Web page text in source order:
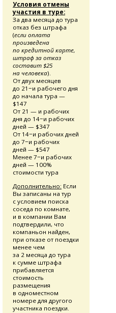
Условия отмены
участия в туре:
За два месяца до тура
отказ без штрафа
(если оплата
произведена
по кредитной карте,
штраф за отказ
составит $25
на человека).
От двух месяцев
до 21−и рабочего дня
до начала тура —
$147
От 21 — и рабочих
дня до 14−и рабочих
дней — $347
От 14−и рабочих дней
до 7−и рабочих
дней — $547
Менее 7−и рабочих
дней — 100%
стоимости тура
Дополнительно: Если
Вы записаны на тур
с условием поиска
соседа по комнате,
и в компании Вам
подтвердили, что
компаньон найден,
при отказе от поездки
менее чем
за 2 месяца до тура
к сумме штрафа
прибавляется
стоимость
размещения
в одноместном
номере для другого
участника поездки.